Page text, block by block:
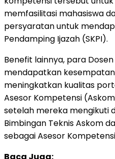
memfasilitasi mahasiswa
persyaratan untuk
Pendamping Ijazah (SKPI).
Benefit lainnya, para
mendapatkan
meningkatkan kualitas
Asesor Kompetensi
setelah mereka mengikuti
Bimbingan Teknis Askom
sebagai Asesor Kompetensi
Baca Juga: